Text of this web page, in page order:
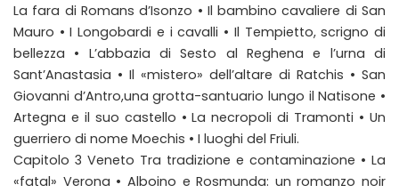
La fara di Romans d’Isonzo • Il bambino cavaliere di San
Mauro • I Longobardi e i cavalli • Il Tempietto, scrigno di
bellezza • L’abbazia di Sesto al Reghena e l’urna di
Sant’Anastasia • Il «mistero» dell’altare di Ratchis • San
Giovanni d’Antro,una grotta-santuario lungo il Natisone •
Artegna e il suo castello • La necropoli di Tramonti • Un
guerriero di nome Moechis • I luoghi del Friuli.
Capitolo 3 Veneto Tra tradizione e contaminazione • La
«fatal» Verona • Alboino e Rosmunda: un romanzo noir